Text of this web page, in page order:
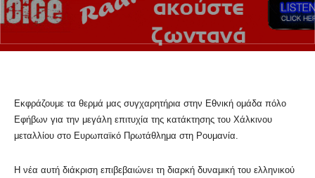
Εκφράζουμε τα θερμά μας συγχαρητήρια στην Εθνική ομάδα πόλο
Εφήβων για την μεγάλη επιτυχία της κατάκτησης του Χάλκινου
μεταλλίου στο Ευρωπαϊκό Πρωτάθλημα στη Ρουμανία.
Η νέα αυτή διάκριση επιβεβαιώνει τη διαρκή δυναμική του ελληνικού